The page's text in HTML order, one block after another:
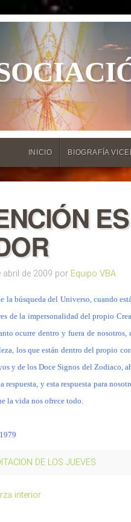
INICIO BIOGRAFÍA
abril de 2009 por Equipo VBA
la búsqueda del Universo, cuando
de la impersonalidad del propio
ocurre dentro y fuera de nosotros,
los que están dentro del propio
y de los Doce Signos del Zodiaco,
respuesta, y esta respuesta para
la vida nos ofrece todo.
DE LOS JUEVES
interior